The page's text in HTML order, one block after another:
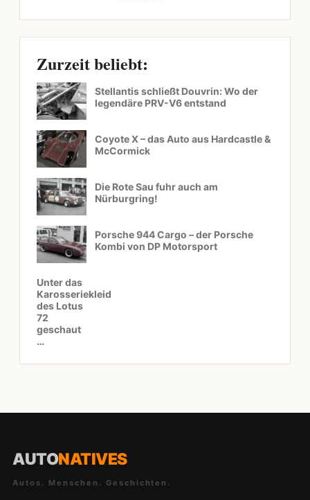
Zurzeit beliebt:
Stellantis schließt Douvrin: Wo der
legendäre PRV-V6 entstand
Coyote X – das Auto aus Hardcastle &
McCormick
Die Rote Sau fuhr auch am
Nürburgring!
Porsche 944 Cargo – der Porsche
Kombi von DP Motorsport
Unter das
Karosseriekleid
des Lotus
72
geschaut
…
AUTONATIVES
Autos. Menschen. Geschichten.